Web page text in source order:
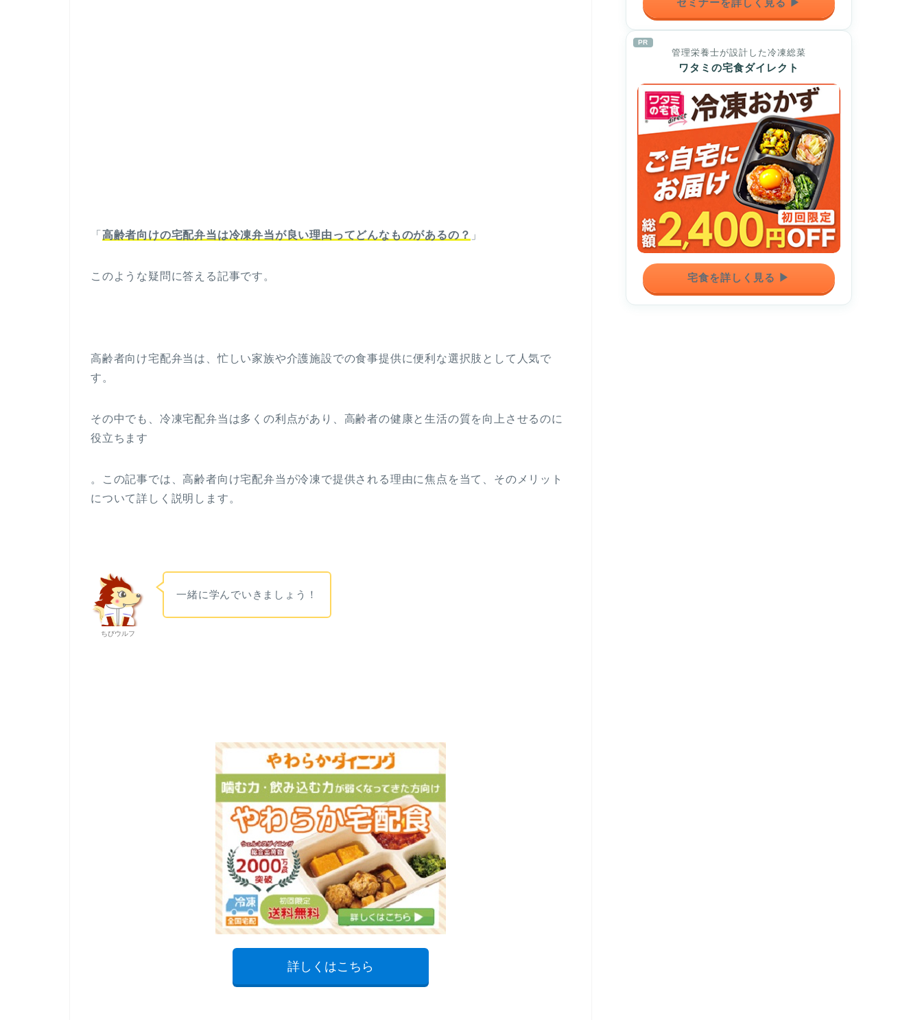
「 高齢者向けの宅配弁当は冷凍弁当が良い理由ってどんなものがあるの？ 」
このような疑問に答える記事です。
高齢者向け宅配弁当は、忙しい家族や介護施設での食事提供に便利な選択肢として人気で
す。
その中でも、冷凍宅配弁当は多くの利点があり、高齢者の健康と生活の質を向上させるのに
役立ちます
。この記事では、高齢者向け宅配弁当が冷凍で提供される理由に焦点を当て、そのメリット
について詳しく説明します。
ちびウルフ
一緒に学んでいきましょう！
詳しくはこちら
PR
管理栄養士が設計した冷凍総菜
ワタミの宅食ダイレクト
宅食を詳しく見る ▶